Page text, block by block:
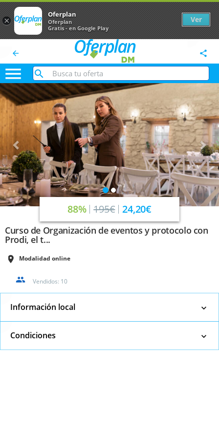
arrow_back share

Anterior
88% 195€ 24,20€
Curso de Organización de eventos y protocolo con
Prodi, el t...
Modalidad online
Vendidos: 10
Información local
Condiciones
×
Oferplan
Oferplan
Gratis - en Google Play
Ver